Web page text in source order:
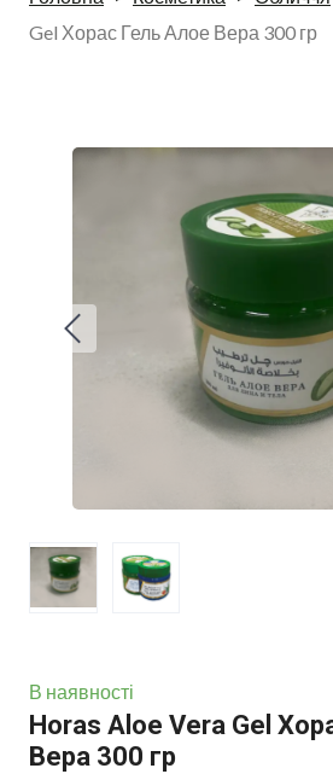
Gel Хорас Гель Алое Вера 300 гр
В наявності
Horas Aloe Vera Gel
Вера 300 гр